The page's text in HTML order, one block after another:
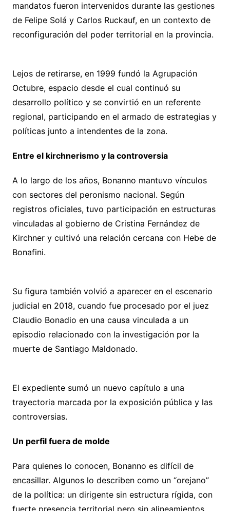
mandatos fueron intervenidos durante las gestiones
de Felipe Solá y Carlos Ruckauf, en un contexto de
reconfiguración del poder territorial en la provincia.
Lejos de retirarse, en 1999 fundó la Agrupación
Octubre, espacio desde el cual continuó su
desarrollo político y se convirtió en un referente
regional, participando en el armado de estrategias y
políticas junto a intendentes de la zona.
Entre el kirchnerismo y la controversia
A lo largo de los años, Bonanno mantuvo vínculos
con sectores del peronismo nacional. Según
registros oficiales, tuvo participación en estructuras
vinculadas al gobierno de Cristina Fernández de
Kirchner y cultivó una relación cercana con Hebe de
Bonafini.
Su figura también volvió a aparecer en el escenario
judicial en 2018, cuando fue procesado por el juez
Claudio Bonadio en una causa vinculada a un
episodio relacionado con la investigación por la
muerte de Santiago Maldonado.
El expediente sumó un nuevo capítulo a una
trayectoria marcada por la exposición pública y las
controversias.
Un perfil fuera de molde
Para quienes lo conocen, Bonanno es difícil de
encasillar. Algunos lo describen como un “orejano”
de la política: un dirigente sin estructura rígida, con
fuerte presencia territorial pero sin alineamientos